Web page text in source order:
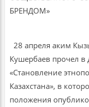
28 апреля аким
Кушербаев прочел
«Становление
Казахстана», в
положения